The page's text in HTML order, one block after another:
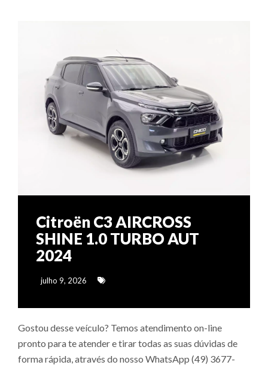
Citroën C3 AIRCROSS
SHINE 1.0 TURBO AUT
2024
julho 9, 2026
Gostou desse veículo? Temos atendimento on-line
pronto para te atender e tirar todas as suas dúvidas de
forma rápida, através do nosso WhatsApp (49) 3677-